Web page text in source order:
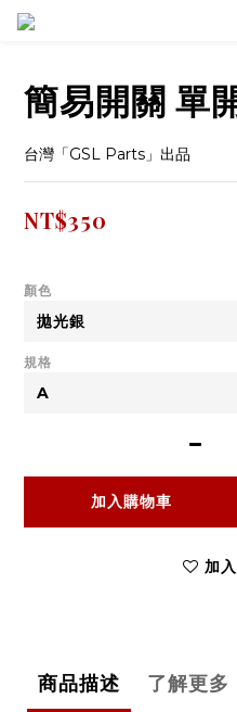
簡易開關 單
台灣「GSL Parts」出品
NT$350
顏色
規格
加入購物車
加
商品描述 了解更多